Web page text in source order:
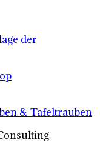
der
& Tafeltrauben